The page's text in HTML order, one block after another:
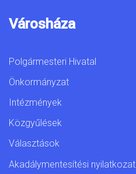
Városháza
Polgármesteri Hivatal
Önkormányzat
Intézmények
Közgyűlések
Választások
Akadálymentesítési nyilatkozat